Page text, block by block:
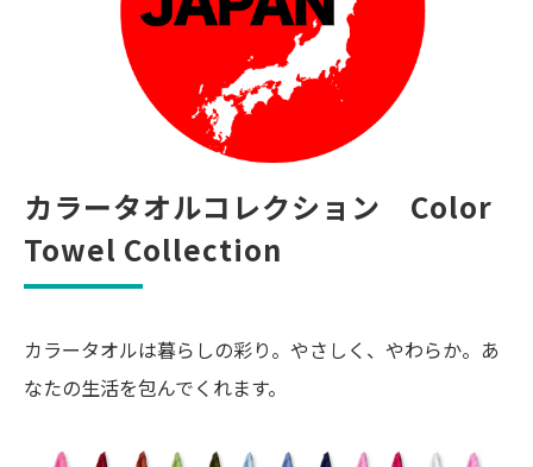
カラータオルコレクション　Color
Towel Collection
カラータオルは暮らしの彩り。やさしく、やわらか。あ
なたの生活を包んでくれます。